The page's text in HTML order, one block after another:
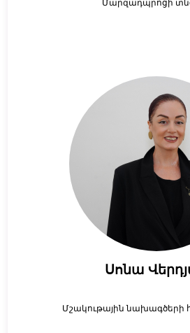
Մարզադպրոցի
Սոնա
Մշակութային նախագծերի